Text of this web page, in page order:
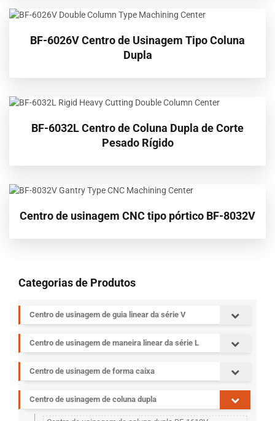
BF-6026V Centro de Usinagem Tipo Coluna
Dupla
BF-6032L Centro de Coluna Dupla de Corte
Pesado Rígido
Centro de usinagem CNC tipo pórtico BF-8032V
Categorias de Produtos
Centro de usinagem de guia linear da série V
Centro de usinagem de maneira linear da série L
Centro de usinagem de forma caixa
Centro de usinagem de coluna dupla